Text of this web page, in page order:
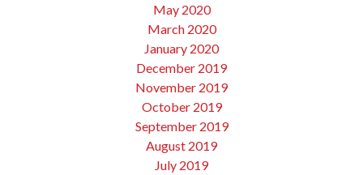
May 2020
March 2020
January 2020
December 2019
November 2019
October 2019
September 2019
August 2019
July 2019